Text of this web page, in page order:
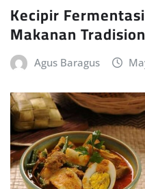
Kecipir
Makanan
Agus Baragus